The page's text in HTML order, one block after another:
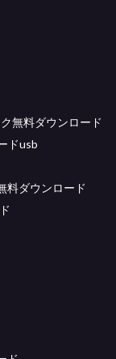
無料ダウンロード
ドusb
料ダウンロード